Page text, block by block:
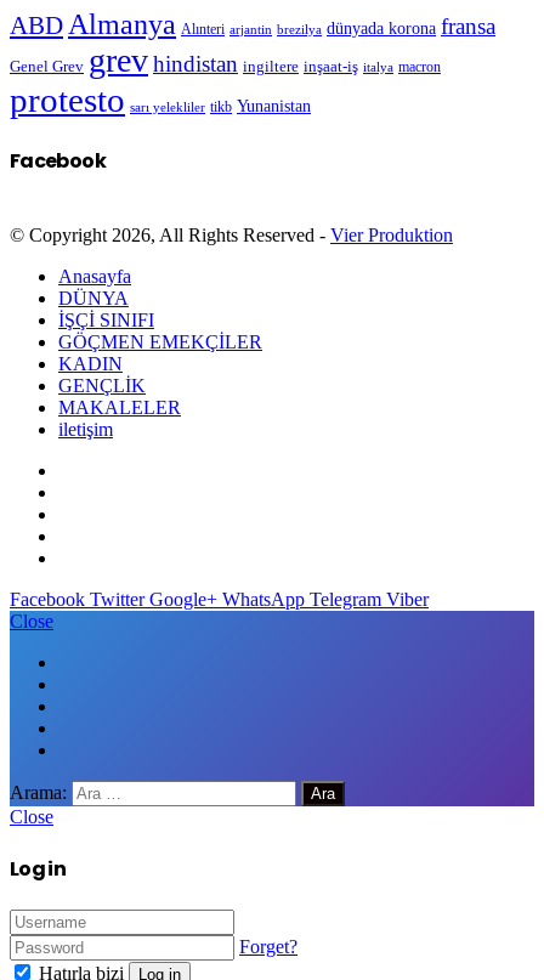
ABD Almanya Alınteri arjantin brezilya dünyada korona fransa
Genel Grev grevhindistan ingiltere inşaat-iş italya macron
protesto sarı yelekliler tikb Yunanistan
Facebook
© Copyright 2026, All Rights Reserved - Vier Produktion
Anasayfa
DÜNYA
İŞÇİ SINIFI
GÖÇMEN EMEKÇİLER
KADIN
GENÇLİK
MAKALELER
iletişim
Facebook Twitter Google+ WhatsApp Telegram Viber
Close
Arama:
Close
Log in
Forget?
Hatırla bizi
Log in